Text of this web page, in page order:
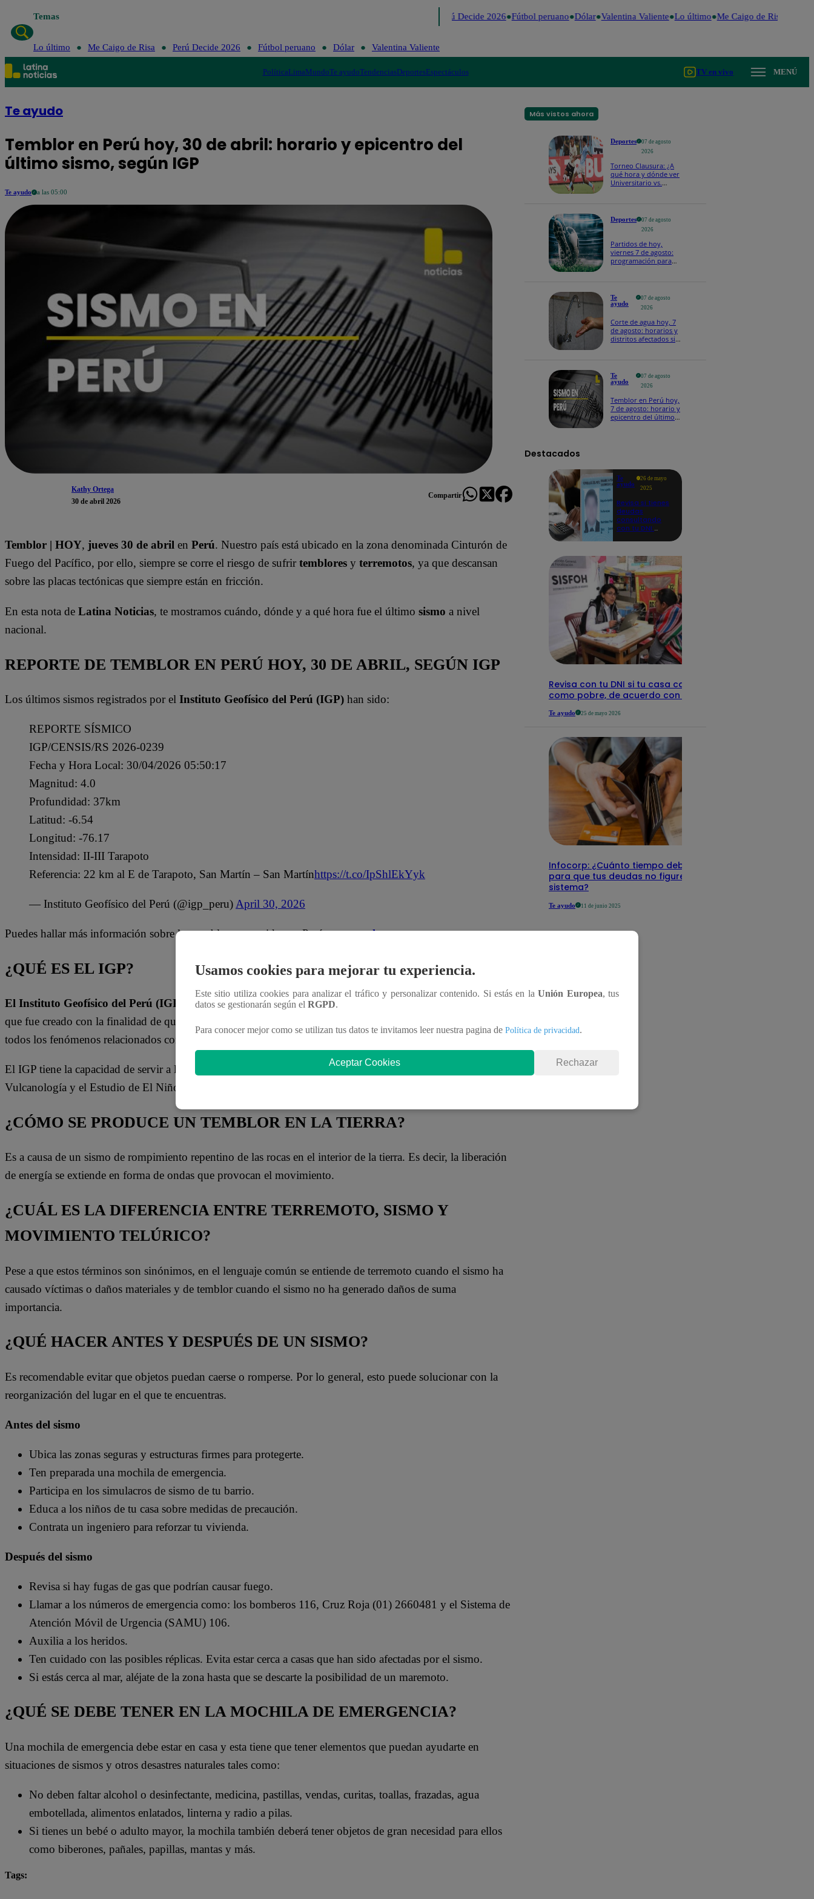
Temas Perú Decide 2026 Fútbol peruano Dólar Valentina Valiente Lo último Me Caigo de Risa
Lo último Me Caigo de Risa Perú Decide 2026 Fútbol peruano Dólar Valentina Valiente
PolíticaLimaMundoTe ayudoTendenciasDeportesEspectáculos TV en vivo MENÚ
Te ayudo
Temblor en Perú hoy, 30 de abril: horario y epicentro del
último sismo, según IGP
Te ayudo a las 05:00
Kathy Ortega
30 de abril 2026
Compartir
Temblor | HOY, jueves 30 de abril en Perú. Nuestro país está ubicado en la zona denominada Cinturón de
Fuego del Pacífico, por ello, siempre se corre el riesgo de sufrir temblores y terremotos, ya que descansan
sobre las placas tectónicas que siempre están en fricción.
En esta nota de Latina Noticias, te mostramos cuándo, dónde y a qué hora fue el último sismo a nivel
nacional.
REPORTE DE TEMBLOR EN PERÚ HOY, 30 DE ABRIL, SEGÚN IGP
Los últimos sismos registrados por el Instituto Geofísico del Perú (IGP) han sido:
REPORTE SÍSMICO
IGP/CENSIS/RS 2026-0239
Fecha y Hora Local: 30/04/2026 05:50:17
Magnitud: 4.0
Profundidad: 37km
Latitud: -6.54
Longitud: -76.17
Intensidad: II-III Tarapoto
Referencia: 22 km al E de Tarapoto, San Martín – San Martínhttps://t.co/IpShlEkYyk
— Instituto Geofísico del Perú (@igp_peru) April 30, 2026
Puedes hallar más información sobre los temblores ocurridos en Perú eneste enlace.
¿QUÉ ES EL IGP?
El Instituto Geofísico del Perú (IGP)
es un Organismo Público Descentralizado del Ministerio del Ambiente
que fue creado con la finalidad de que aplique Geofísica, es decir, su primordial función es la de estudiar
todos los fenómenos relacionados con la estructura, condiciones físicas e historia evolutiva de la Tierra.
El IGP tiene la capacidad de servir a las necesidades del país en áreas tan importantes como: Sismología,
Vulcanología y el Estudio de El Niño.
¿CÓMO SE PRODUCE UN TEMBLOR EN LA TIERRA?
Es a causa de un sismo de rompimiento repentino de las rocas en el interior de la tierra. Es decir, la liberación
de energía se extiende en forma de ondas que provocan el movimiento.
¿CUÁL ES LA DIFERENCIA ENTRE TERREMOTO, SISMO Y
MOVIMIENTO TELÚRICO?
Pese a que estos términos son sinónimos, en el lenguaje común se entiende de terremoto cuando el sismo ha
causado víctimas o daños materiales y de temblor cuando el sismo no ha generado daños de suma
importancia.
¿QUÉ HACER ANTES Y DESPUÉS DE UN SISMO?
Es recomendable evitar que objetos puedan caerse o romperse. Por lo general, esto puede solucionar con la
reorganización del lugar en el que te encuentras.
Antes del sismo
Ubica las zonas seguras y estructuras firmes para protegerte.
Ten preparada una mochila de emergencia.
Participa en los simulacros de sismo de tu barrio.
Educa a los niños de tu casa sobre medidas de precaución.
Contrata un ingeniero para reforzar tu vivienda.
Después del sismo
Revisa si hay fugas de gas que podrían causar fuego.
Llamar a los números de emergencia como: los bomberos 116, Cruz Roja (01) 2660481 y el Sistema de
Atención Móvil de Urgencia (SAMU) 106.
Auxilia a los heridos.
Ten cuidado con las posibles réplicas. Evita estar cerca a casas que han sido afectadas por el sismo.
Si estás cerca al mar, aléjate de la zona hasta que se descarte la posibilidad de un maremoto.
¿QUÉ SE DEBE TENER EN LA MOCHILA DE EMERGENCIA?
Una mochila de emergencia debe estar en casa y esta tiene que tener elementos que puedan ayudarte en
situaciones de sismos y otros desastres naturales tales como:
No deben faltar alcohol o desinfectante, medicina, pastillas, vendas, curitas, toallas, frazadas, agua
embotellada, alimentos enlatados, linterna y radio a pilas.
Si tienes un bebé o adulto mayor, la mochila también deberá tener objetos de gran necesidad para ellos
como biberones, pañales, papillas, mantas y más.
Tags:
Más vistos ahora
Deportes
07 de agosto
2026
Torneo Clausura: ¿A
qué hora y dónde ver
Universitario vs.
Deportes
07 de agosto
2026
Partidos de hoy,
viernes 7 de agosto:
programación para
Te
ayudo
07 de agosto
2026
Corte de agua hoy, 7
de agosto: horarios y
distritos afectados sin
Te
ayudo
07 de agosto
2026
Temblor en Perú hoy,
7 de agosto: horario y
epicentro del último
Destacados
Te
ayudo
26 de mayo
2025
Revisa si tienes
deudas
consultando
con tu DNI:
detalles
Revisa con tu DNI si tu casa califica
como pobre, de acuerdo con el Sisfoh
Te ayudo 25 de mayo 2026
Infocorp: ¿Cuánto tiempo debe pasar
para que tus deudas no figuren en su
sistema?
Te ayudo 11 de junio 2025
Usamos cookies para mejorar tu experiencia.
Este sitio utiliza cookies para analizar el tráfico y personalizar contenido. Si estás en laUnión Europea, tus
datos se gestionarán según el RGPD.
Para conocer mejor como se utilizan tus datos te invitamos leer nuestra pagina de Política de privacidad.
Aceptar Cookies Rechazar